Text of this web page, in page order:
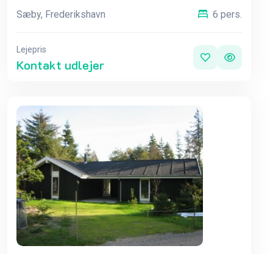
Sæby, Frederikshavn 6 pers.
Lejepris
Kontakt udlejer